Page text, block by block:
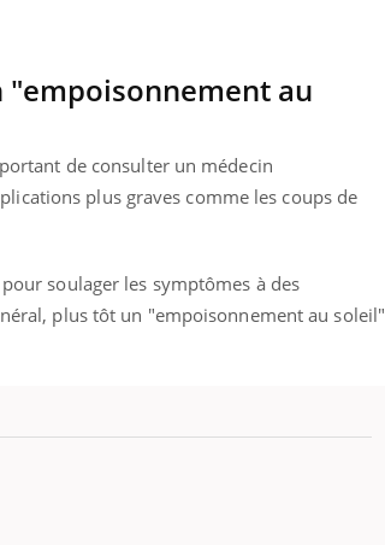
"empoisonnement au
de consulter un médecin
plus graves comme les coups de
soulager les symptômes à des
plus tôt un "empoisonnement au soleil"